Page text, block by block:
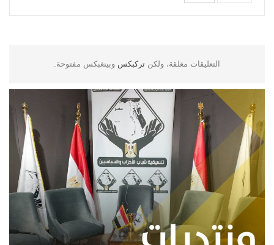
التعليقات مغلقة، ولكن تركبكس وبينغبكس مفتوحة.